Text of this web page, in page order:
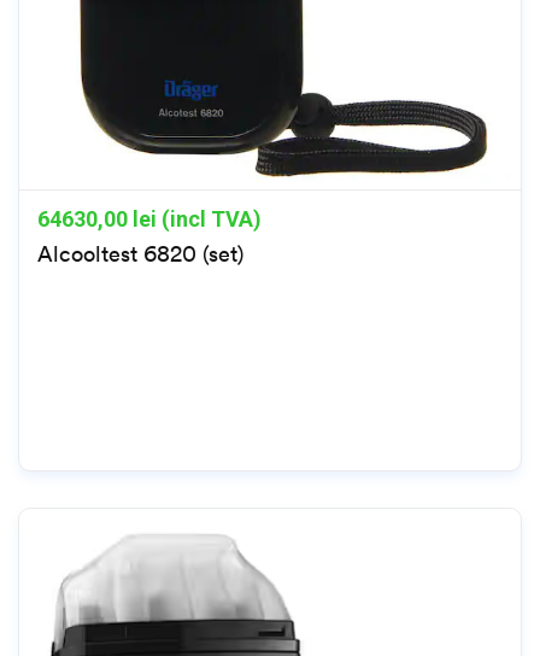
64630,00 lei (incl TVA)
Alcooltest 6820 (set)